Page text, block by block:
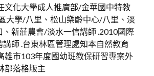
文化大學成人推廣部/金華國中特教
大學/八里、松山樂齡中心/八里、淡
、新莊農會/淡水一信講師 .2010國際
師 .台東林區管理處知本自然教育
雄市103年度國幼班教保研習專案外
部落格版主